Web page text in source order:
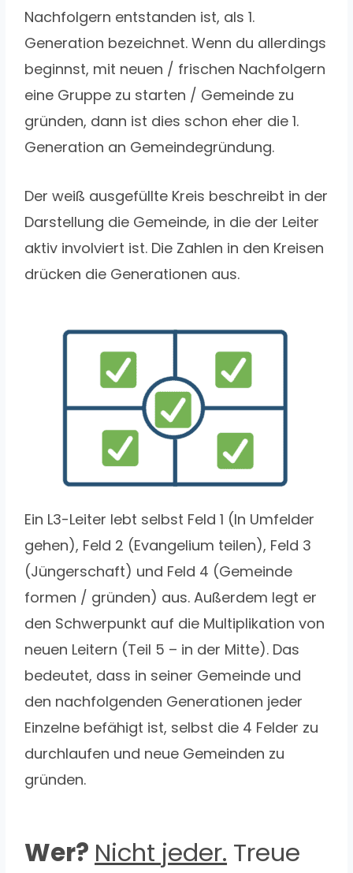
Nachfolgern entstanden ist, als 1.
Generation bezeichnet. Wenn du allerdings
beginnst, mit neuen / frischen Nachfolgern
eine Gruppe zu starten / Gemeinde zu
gründen, dann ist dies schon eher die 1.
Generation an Gemeindegründung.
Der weiß ausgefüllte Kreis beschreibt in der
Darstellung die Gemeinde, in die der Leiter
aktiv involviert ist. Die Zahlen in den Kreisen
drücken die Generationen aus.
Ein L3-Leiter lebt selbst Feld 1 (In Umfelder
gehen), Feld 2 (Evangelium teilen), Feld 3
(Jüngerschaft) und Feld 4 (Gemeinde
formen / gründen) aus. Außerdem legt er
den Schwerpunkt auf die Multiplikation von
neuen Leitern (Teil 5 – in der Mitte). Das
bedeutet, dass in seiner Gemeinde und
den nachfolgenden Generationen jeder
Einzelne befähigt ist, selbst die 4 Felder zu
durchlaufen und neue Gemeinden zu
gründen.
Wer? Nicht jeder. Treue